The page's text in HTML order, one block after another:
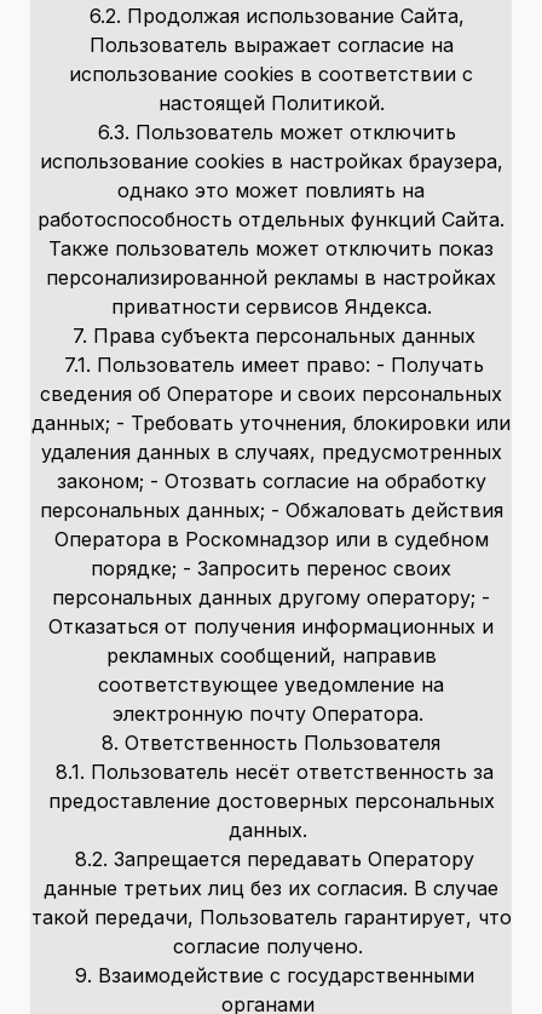
6.2. Продолжая использование Сайта,
Пользователь выражает согласие на
использование cookies в соответствии с
настоящей Политикой.
6.3. Пользователь может отключить
использование cookies в настройках браузера,
однако это может повлиять на
работоспособность отдельных функций Сайта.
Также пользователь может отключить показ
персонализированной рекламы в настройках
приватности сервисов Яндекса.
7. Права субъекта персональных данных
7.1. Пользователь имеет право: - Получать
сведения об Операторе и своих персональных
данных; - Требовать уточнения, блокировки или
удаления данных в случаях, предусмотренных
законом; - Отозвать согласие на обработку
персональных данных; - Обжаловать действия
Оператора в Роскомнадзор или в судебном
порядке; - Запросить перенос своих
персональных данных другому оператору; -
Отказаться от получения информационных и
рекламных сообщений, направив
соответствующее уведомление на
электронную почту Оператора.
8. Ответственность Пользователя
8.1. Пользователь несёт ответственность за
предоставление достоверных персональных
данных.
8.2. Запрещается передавать Оператору
данные третьих лиц без их согласия. В случае
такой передачи, Пользователь гарантирует, что
согласие получено.
9. Взаимодействие с государственными
органами